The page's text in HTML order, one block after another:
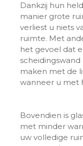
Dankzij hun
manier grote
verliest u niets
ruimte. Met
het gevoel dat
maken met de
wanneer u met
Bovendien is
met minder
uw volledige